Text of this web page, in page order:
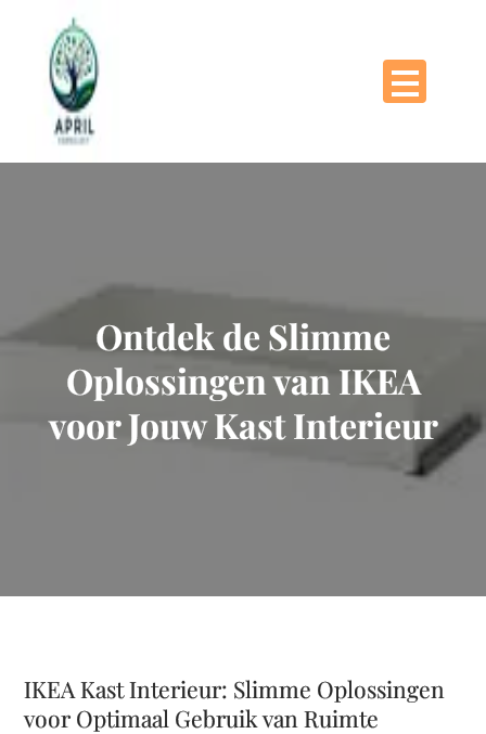
Ontdek de Slimme
Oplossingen van IKEA
voor Jouw Kast Interieur
IKEA Kast Interieur: Slimme Oplossingen
voor Optimaal Gebruik van Ruimte